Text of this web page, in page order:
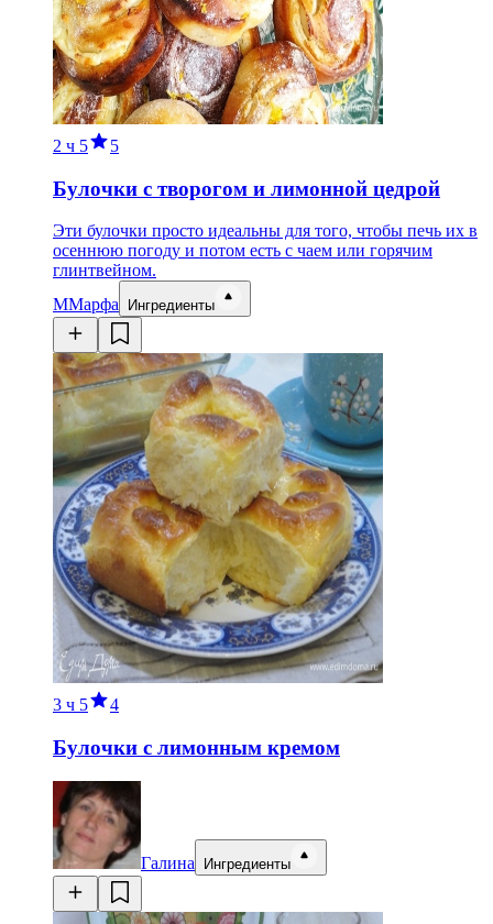
2 ч 5 5
Булочки с творогом и лимонной цедрой
Эти булочки просто идеальны для того, чтобы печь их в
осеннюю погоду и потом есть с чаем или горячим
глинтвейном.
ММарфа Ингредиенты
3 ч 5 4
Булочки с лимонным кремом
Галина Ингредиенты